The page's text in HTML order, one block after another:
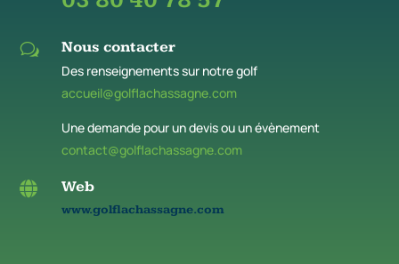
w Nous contacter
Des renseignements sur notre golf
accueil@golflachassagne.com
Une demande pour un devis ou un évènement
contact@golflachassagne.com
 Web
www.golflachassagne.com